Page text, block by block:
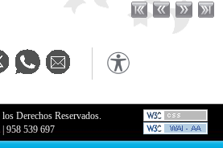
Derechos Reservados.
|958 539 697